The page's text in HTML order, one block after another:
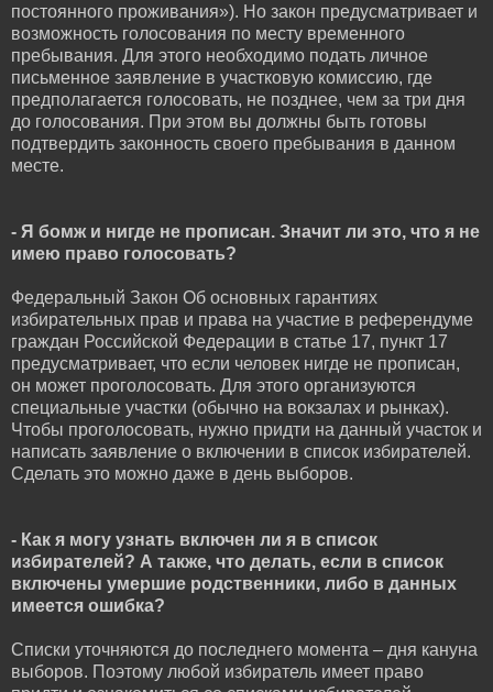
постоянного проживания»). Но закон предусматривает и
возможность голосования по месту временного
пребывания. Для этого необходимо подать личное
письменное заявление в участковую комиссию, где
предполагается голосовать, не позднее, чем за три дня
до голосования. При этом вы должны быть готовы
подтвердить законность своего пребывания в данном
месте.
- Я бомж и нигде не прописан. Значит ли это, что я не
имею право голосовать?
Федеральный Закон Об основных гарантиях
избирательных прав и права на участие в референдуме
граждан Российской Федерации в статье 17, пункт 17
предусматривает, что если человек нигде не прописан,
он может проголосовать. Для этого организуются
специальные участки (обычно на вокзалах и рынках).
Чтобы проголосовать, нужно придти на данный участок и
написать заявление о включении в список избирателей.
Сделать это можно даже в день выборов.
- Как я могу узнать включен ли я в список
избирателей? А также, что делать, если в список
включены умершие родственники, либо в данных
имеется ошибка?
Списки уточняются до последнего момента – дня кануна
выборов. Поэтому любой избиратель имеет право